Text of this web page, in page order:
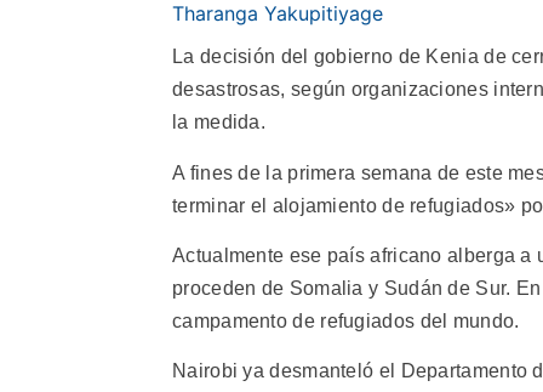
Tharanga Yakupitiyage
La decisión del gobierno de Kenia de
desastrosas, según organizaciones
la medida.
A fines de la primera semana de este
terminar el alojamiento de refugiados»
Actualmente ese país africano alberga a
proceden de Somalia y Sudán de Sur.
campamento de refugiados del mundo.
Nairobi ya desmanteló el Departamento